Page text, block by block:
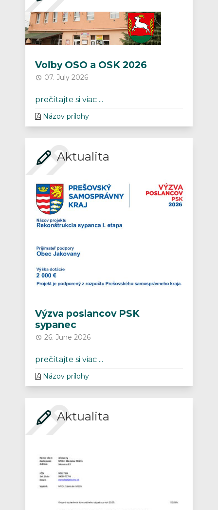
Voľby OSO a OSK 2026
07. July 2026
prečítajte si viac ...
Názov prílohy
Aktualita
Výzva poslancov PSK
sypanec
26. June 2026
prečítajte si viac ...
Názov prílohy
Aktualita